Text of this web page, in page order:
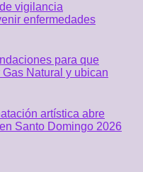
vigilancia
enfermedades
para que
Natural y ubican
artística abre
Santo Domingo 2026